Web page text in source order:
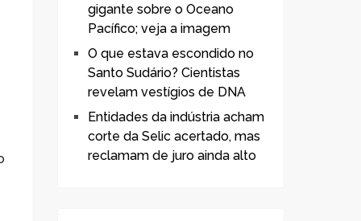
gigante sobre o Oceano
Pacífico; veja a imagem
O que estava escondido no
Santo Sudário? Cientistas
revelam vestígios de DNA
Entidades da indústria acham
corte da Selic acertado, mas
reclamam de juro ainda alto